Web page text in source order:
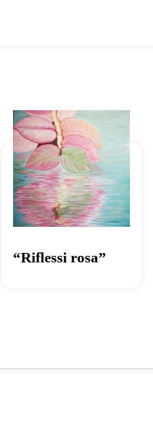
“Riflessi rosa”